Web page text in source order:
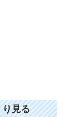
見る